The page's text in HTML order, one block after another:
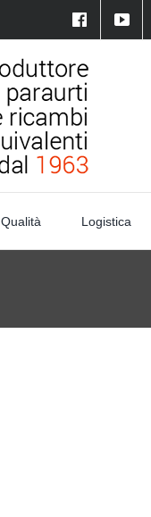
Qualità Logistica